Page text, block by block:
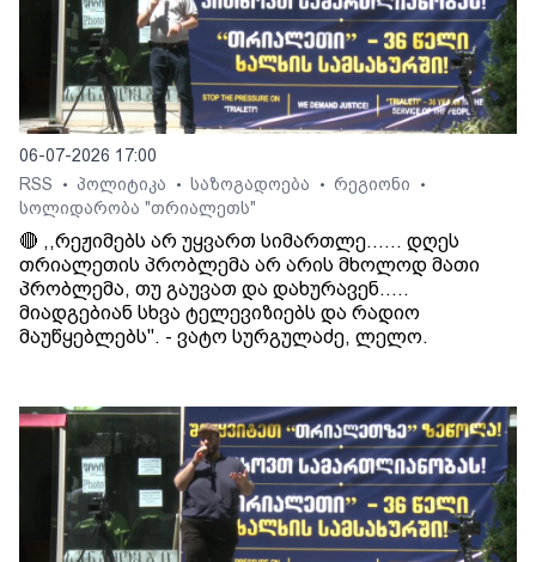
06-07-2026 17:00
RSS
• პოლიტიკა • საზოგადოება • რეგიონი •
სოლიდარობა "თრიალეთს"
🔴 ,,რეჟიმებს არ უყვართ სიმართლე...... დღეს
თრიალეთის პრობლემა არ არის მხოლოდ მათი
პრობლემა, თუ გაუვათ და დახურავენ.....
მიადგებიან სხვა ტელევიზიებს და რადიო
მაუწყებლებს". - ვატო სურგულაძე, ლელო.